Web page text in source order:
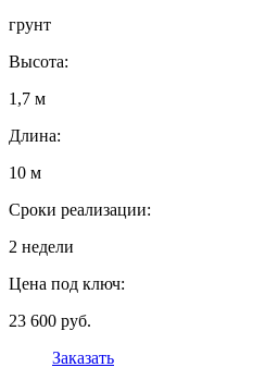
грунт
Высота:
1,7 м
Длина:
10 м
Сроки реализации:
2 недели
Цена под ключ:
23 600 руб.
Заказать